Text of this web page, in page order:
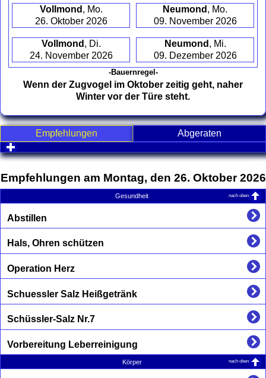
Vollmond , Mo.
26. Oktober 2026
Neumond , Mo.
09. November 2026
Vollmond , Di.
24. November 2026
Neumond , Mi.
09. Dezember 2026
-Bauernregel-
Wenn der Zugvogel im Oktober zeitig geht, naher
Winter vor der Türe steht.
Empfehlungen
Abgeraten
click to expand contents
Empfehlungen am Montag, den 26. Oktober 2026
Gesundheit nach oben
Abstillen
Hals, Ohren schützen
Operation Herz
Schuessler Salz Heißgetränk
Schüssler-Salz Nr.7
Vorbereitung Leberreinigung
Körper nach oben